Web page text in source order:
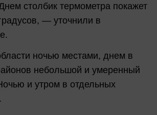
столбик термометра покажет
— уточнили в
ночью местами, днем в
небольшой и умеренный
и утром в отдельных